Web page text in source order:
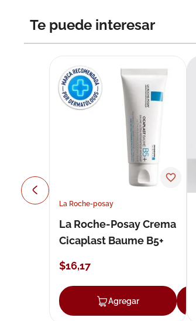
Te puede interesar
La Roche-posay
La Roche-Posay Crema
Cicaplast Baume B5+
$16,17
Agregar